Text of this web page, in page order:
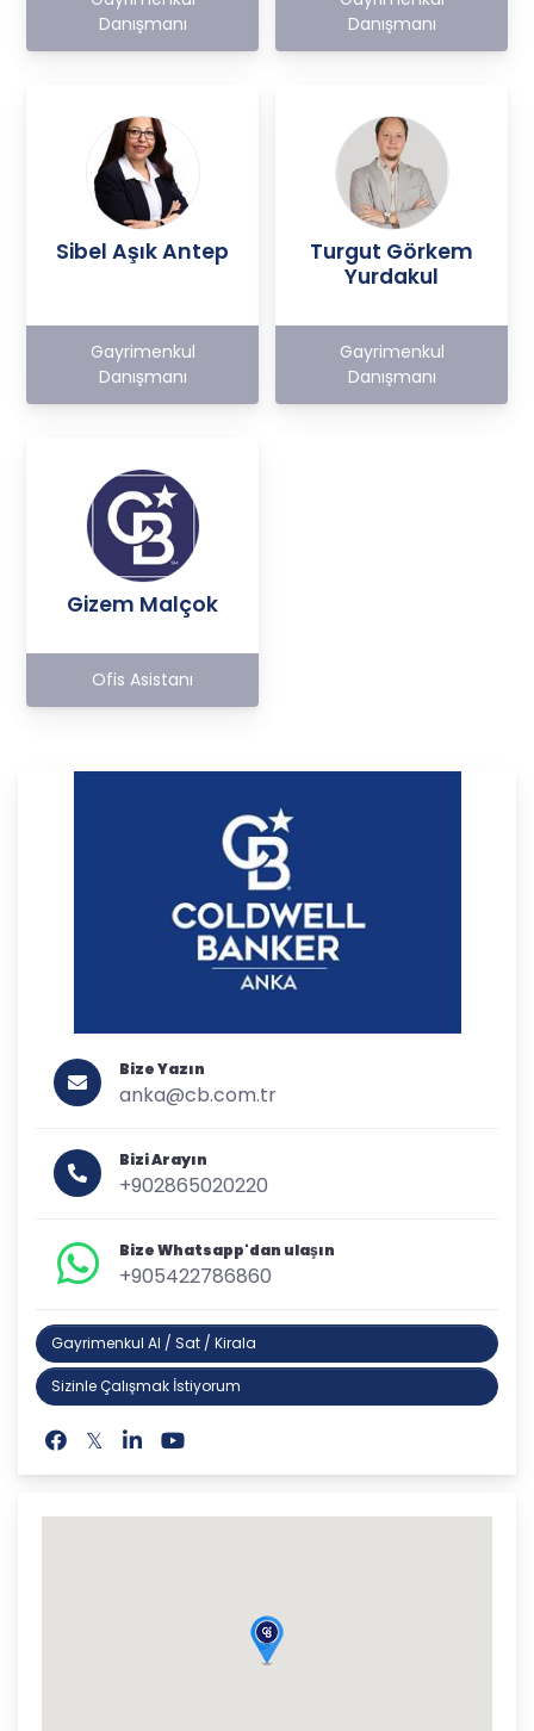
Bize Yazın
anka@cb.com.tr
Bizi Arayın
+902865020220
Bize Whatsapp'dan ulaşın
+905422786860
Gayrimenkul Al / Sat / Kirala
Sizinle Çalışmak İstiyorum
Danışmanı
Danışmanı
Sibel Aşık Antep
Gayrimenkul
Danışmanı
Turgut Görkem
Yurdakul
Gayrimenkul
Danışmanı
Gizem Malçok
Ofis Asistanı